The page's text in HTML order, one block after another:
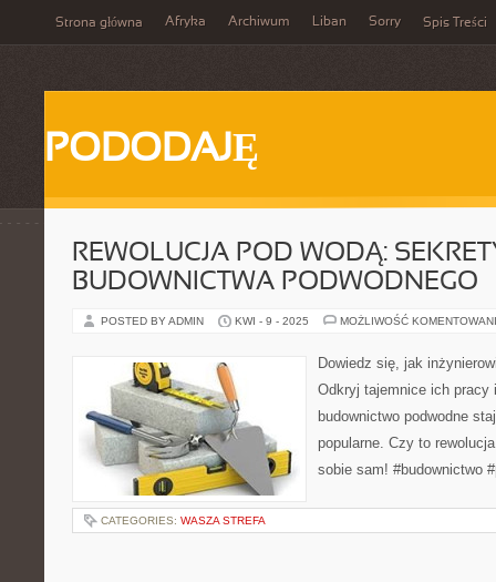
Strona główna Afryka Archiwum Liban Sorry Spis Treści
PODODAJĘ
REWOLUCJA POD WODĄ:
BUDOWNICTWA PODWODNEGO
POSTED BY ADMIN KWI - 9 - 2025 MOŻLIWOŚĆ
Dowiedz się, jak
Odkryj tajemnice ich pracy
budownictwo podwodne
popularne. Czy to
sobie sam! #budownictwo
CATEGORIES: WASZA STREFA